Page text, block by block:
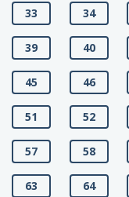
33 34
39 40
45 46
51 52
57 58
63 64